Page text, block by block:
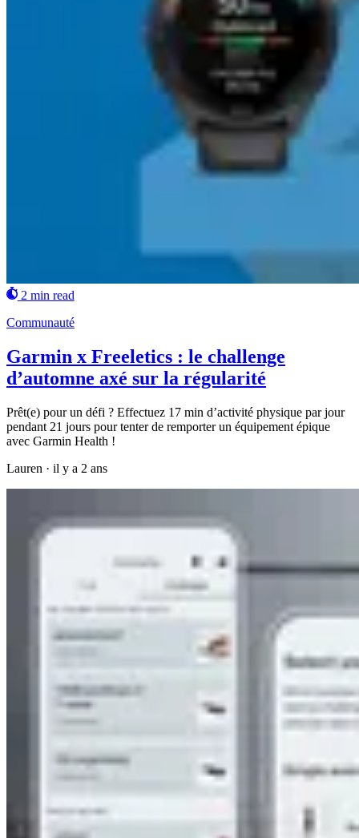
2 min read
Communauté
Garmin x Freeletics : le challenge
d’automne axé sur la régularité
Prêt(e) pour un défi ? Effectuez 17 min d’activité physique par jour
pendant 21 jours pour tenter de remporter un équipement épique
avec Garmin Health !
Lauren · il y a 2 ans